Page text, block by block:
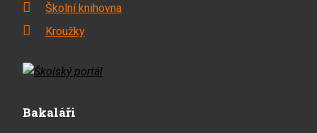
Školní knihovna
Kroužky
Bakaláři